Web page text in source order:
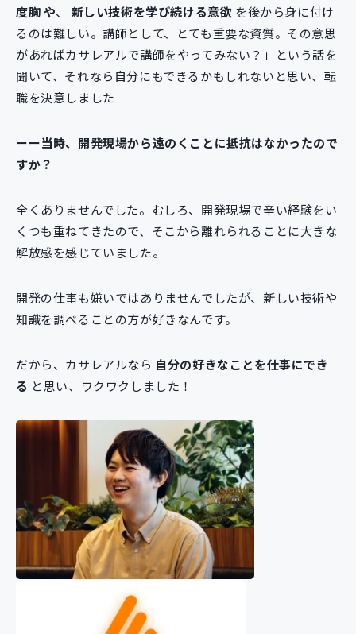
度胸 や、 新しい技術を学び続ける意欲 を後から身に付け
るのは難しい。講師として、とても重要な資質。その意思
があればカサレアルで講師をやってみない？」という話を
聞いて、それなら自分にもできるかもしれないと思い、転
職を決意しました
ーー当時、開発現場から遠のくことに抵抗はなかったので
すか？
全くありませんでした。むしろ、開発現場で辛い経験をい
くつも重ねてきたので、そこから離れられることに大きな
解放感を感じていました。
開発の仕事も嫌いではありませんでしたが、新しい技術や
知識を調べることの方が好きなんです。
だから、カサレアルなら 自分の好きなことを仕事にでき
る と思い、ワクワクしました！